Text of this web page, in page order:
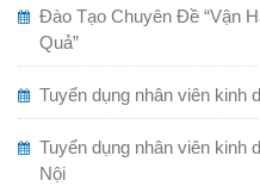
Đào Tạo Chuyên Đề “Vận
Quả”
Tuyển dụng nhân viên kinh
Tuyển dụng nhân viên kinh
Nội